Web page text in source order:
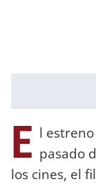
E l
pasado
los cines, el